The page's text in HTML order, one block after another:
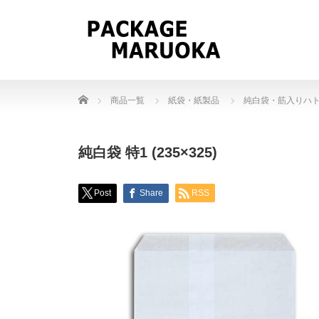
Home 商品一覧 紙袋・紙製品 純白袋・筋入りハ
純白袋 特1 (235×325)
Post Share RSS